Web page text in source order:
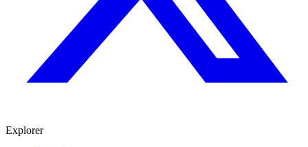
Explorer